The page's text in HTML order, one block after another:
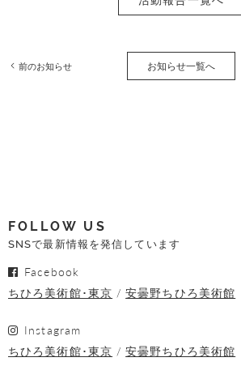
前のお知らせ お知らせ一覧へ
FOLLOW US
SNSで最新情報を発信しています
Facebook
ちひろ美術館･東京
安曇野ちひろ美術館
Instagram
ちひろ美術館･東京
安曇野ちひろ美術館